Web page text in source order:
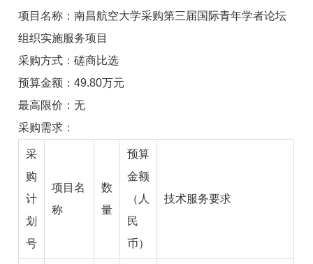
项目名称：南昌航空大学采购第三届国际青年学者论坛
组织实施服务项目
采购方式：磋商比选
预算金额：49.80万元
最高限价：无
采购需求：
采
购
计
划
号
项目名
称
数
量
预算
金额
（人
民
币）
技术服务要求